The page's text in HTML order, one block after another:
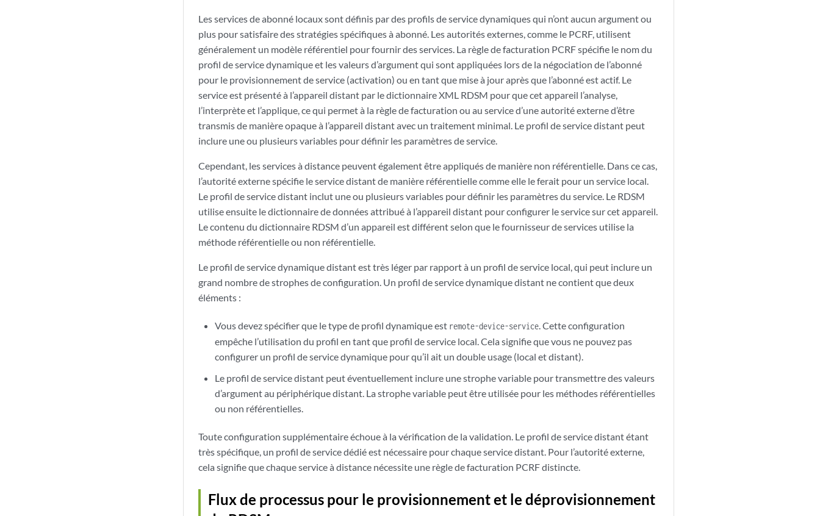
Les services de abonné locaux sont définis par des profils de service dynamiques qui n’ont aucun argument ou
plus pour satisfaire des stratégies spécifiques à abonné. Les autorités externes, comme le PCRF, utilisent
généralement un modèle référentiel pour fournir des services. La règle de facturation PCRF spécifie le nom du
profil de service dynamique et les valeurs d’argument qui sont appliquées lors de la négociation de l’abonné
pour le provisionnement de service (activation) ou en tant que mise à jour après que l’abonné est actif. Le
service est présenté à l’appareil distant par le dictionnaire XML RDSM pour que cet appareil l’analyse,
l’interprète et l’applique, ce qui permet à la règle de facturation ou au service d’une autorité externe d’être
transmis de manière opaque à l’appareil distant avec un traitement minimal. Le profil de service distant peut
inclure une ou plusieurs variables pour définir les paramètres de service.
Cependant, les services à distance peuvent également être appliqués de manière non référentielle. Dans ce cas,
l’autorité externe spécifie le service distant de manière référentielle comme elle le ferait pour un service local.
Le profil de service distant inclut une ou plusieurs variables pour définir les paramètres du service. Le RDSM
utilise ensuite le dictionnaire de données attribué à l’appareil distant pour configurer le service sur cet appareil.
Le contenu du dictionnaire RDSM d’un appareil est différent selon que le fournisseur de services utilise la
méthode référentielle ou non référentielle.
Le profil de service dynamique distant est très léger par rapport à un profil de service local, qui peut inclure un
grand nombre de strophes de configuration. Un profil de service dynamique distant ne contient que deux
éléments :
Vous devez spécifier que le type de profil dynamique est remote-device-service . Cette configuration
empêche l’utilisation du profil en tant que profil de service local. Cela signifie que vous ne pouvez pas
configurer un profil de service dynamique pour qu’il ait un double usage (local et distant).
Le profil de service distant peut éventuellement inclure une strophe variable pour transmettre des valeurs
d’argument au périphérique distant. La strophe variable peut être utilisée pour les méthodes référentielles
ou non référentielles.
Toute configuration supplémentaire échoue à la vérification de la validation. Le profil de service distant étant
très spécifique, un profil de service dédié est nécessaire pour chaque service distant. Pour l’autorité externe,
cela signifie que chaque service à distance nécessite une règle de facturation PCRF distincte.
Flux de processus pour le provisionnement et le déprovisionnement